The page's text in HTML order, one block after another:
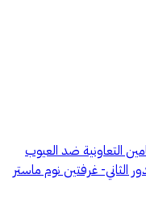
اتمام بناء - تامين التعاونية ضد العيوب
غرفتين نوم ماستر